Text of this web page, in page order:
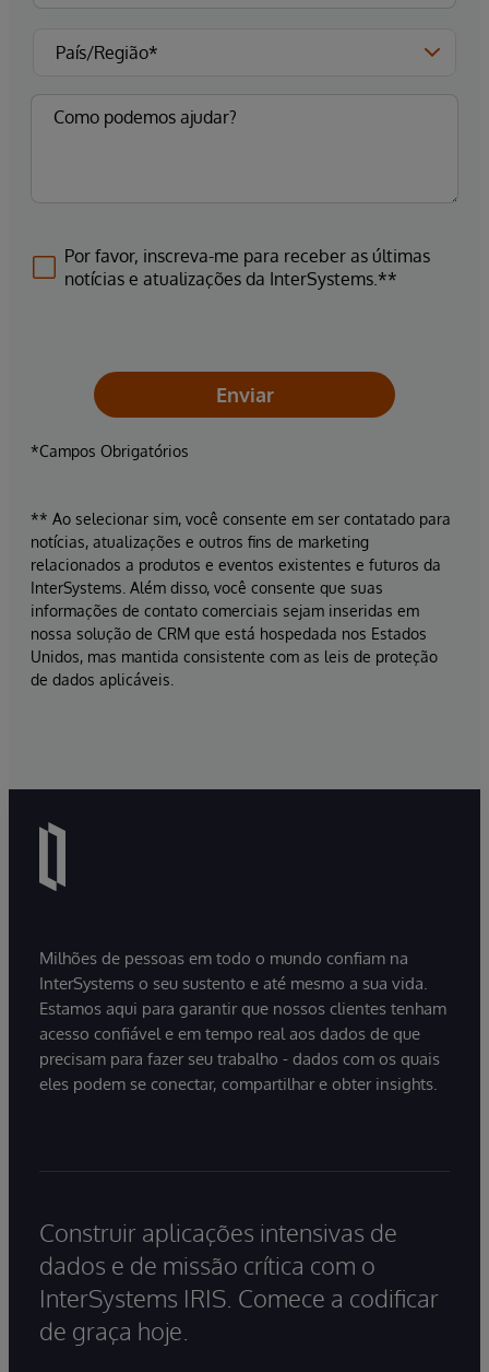
Por favor, inscreva-me para receber as últimas
notícias e atualizações da InterSystems.**
Enviar
*Campos Obrigatórios
** Ao selecionar sim, você consente em ser contatado para
notícias, atualizações e outros fins de marketing
relacionados a produtos e eventos existentes e futuros da
InterSystems. Além disso, você consente que suas
informações de contato comerciais sejam inseridas em
nossa solução de CRM que está hospedada nos Estados
Unidos, mas mantida consistente com as leis de proteção
de dados aplicáveis.
Milhões de pessoas em todo o mundo confiam na
InterSystems o seu sustento e até mesmo a sua vida.
Estamos aqui para garantir que nossos clientes tenham
acesso confiável e em tempo real aos dados de que
precisam para fazer seu trabalho - dados com os quais
eles podem se conectar, compartilhar e obter insights.
Construir aplicações intensivas de
dados e de missão crítica com o
InterSystems IRIS. Comece a codificar
de graça hoje.